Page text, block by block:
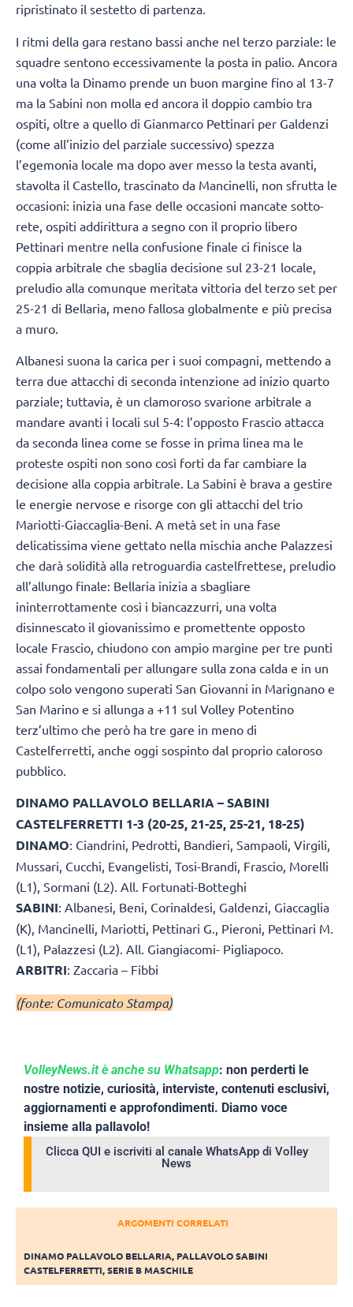
ripristinato il sestetto di partenza.
I ritmi della gara restano bassi anche nel terzo parziale: le
squadre sentono eccessivamente la posta in palio. Ancora
una volta la Dinamo prende un buon margine fino al 13-7
ma la Sabini non molla ed ancora il doppio cambio tra
ospiti, oltre a quello di Gianmarco Pettinari per Galdenzi
(come all’inizio del parziale successivo) spezza
l’egemonia locale ma dopo aver messo la testa avanti,
stavolta il Castello, trascinato da Mancinelli, non sfrutta le
occasioni: inizia una fase delle occasioni mancate sotto-
rete, ospiti addirittura a segno con il proprio libero
Pettinari mentre nella confusione finale ci finisce la
coppia arbitrale che sbaglia decisione sul 23-21 locale,
preludio alla comunque meritata vittoria del terzo set per
25-21 di Bellaria, meno fallosa globalmente e più precisa
a muro.
Albanesi suona la carica per i suoi compagni, mettendo a
terra due attacchi di seconda intenzione ad inizio quarto
parziale; tuttavia, è un clamoroso svarione arbitrale a
mandare avanti i locali sul 5-4: l’opposto Frascio attacca
da seconda linea come se fosse in prima linea ma le
proteste ospiti non sono così forti da far cambiare la
decisione alla coppia arbitrale. La Sabini è brava a gestire
le energie nervose e risorge con gli attacchi del trio
Mariotti-Giaccaglia-Beni. A metà set in una fase
delicatissima viene gettato nella mischia anche Palazzesi
che darà solidità alla retroguardia castelfrettese, preludio
all’allungo finale: Bellaria inizia a sbagliare
ininterrottamente così i biancazzurri, una volta
disinnescato il giovanissimo e promettente opposto
locale Frascio, chiudono con ampio margine per tre punti
assai fondamentali per allungare sulla zona calda e in un
colpo solo vengono superati San Giovanni in Marignano e
San Marino e si allunga a +11 sul Volley Potentino
terz’ultimo che però ha tre gare in meno di
Castelferretti, anche oggi sospinto dal proprio caloroso
pubblico.
DINAMO PALLAVOLO BELLARIA – SABINI
CASTELFERRETTI 1-3 (20-25, 21-25, 25-21, 18-25)
DINAMO: Ciandrini, Pedrotti, Bandieri, Sampaoli, Virgili,
Mussari, Cucchi, Evangelisti, Tosi-Brandi, Frascio, Morelli
(L1), Sormani (L2). All. Fortunati-Botteghi
SABINI: Albanesi, Beni, Corinaldesi, Galdenzi, Giaccaglia
(K), Mancinelli, Mariotti, Pettinari G., Pieroni, Pettinari M.
(L1), Palazzesi (L2). All. Giangiacomi- Pigliapoco.
ARBITRI: Zaccaria – Fibbi
(fonte: Comunicato Stampa)
VolleyNews.it è anche su Whatsapp: non perderti le
nostre notizie, curiosità, interviste, contenuti esclusivi,
aggiornamenti e approfondimenti. Diamo voce
insieme alla pallavolo!
Clicca QUI e iscriviti al canale WhatsApp di Volley
News
ARGOMENTI CORRELATI
DINAMO PALLAVOLO BELLARIA, PALLAVOLO SABINI
CASTELFERRETTI,SERIE B MASCHILE